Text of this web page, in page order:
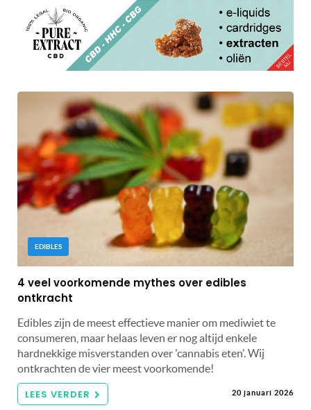
EDIBLES
4 veel voorkomende mythes over edibles
ontkracht
Edibles zijn de meest effectieve manier om mediwiet te
consumeren, maar helaas leven er nog altijd enkele
hardnekkige misverstanden over 'cannabis eten'. Wij
ontkrachten de vier meest voorkomende!
LEES VERDER 20 januari 2026